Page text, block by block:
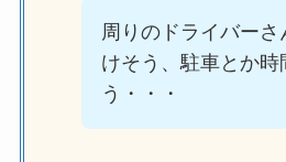
周りのドライバーさ
けそう、駐車とか時
う・・・